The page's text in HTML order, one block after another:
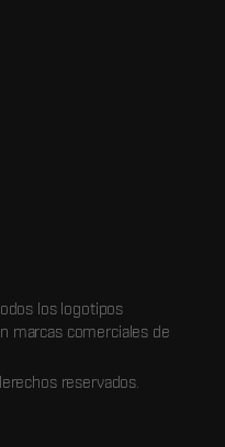
los logotipos
marcas comerciales de
reservados.